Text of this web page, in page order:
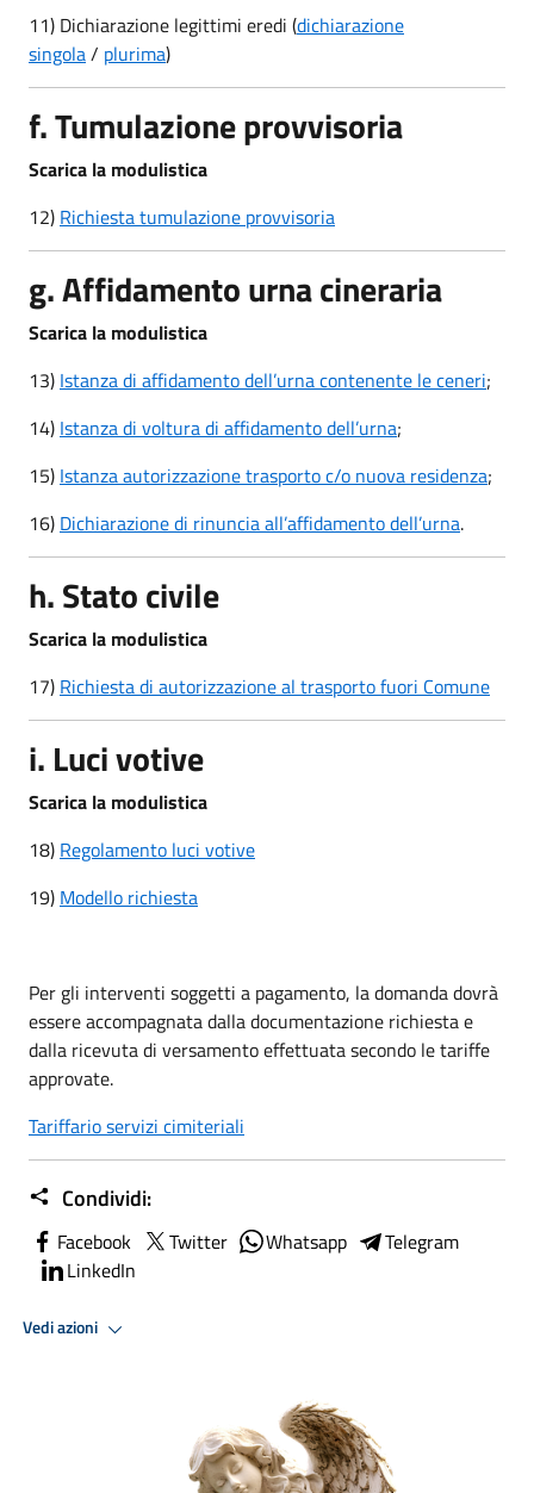
11) Dichiarazione legittimi eredi (dichiarazione
singola/ plurima)
f. Tumulazione provvisoria
Scarica la modulistica
12) Richiesta tumulazione provvisoria
g. Affidamento urna cineraria
Scarica la modulistica
13) Istanza di affidamento dell’urna contenente le ceneri;
14) Istanza di voltura di affidamento dell’urna;
15) Istanza autorizzazione trasporto c/o nuova residenza;
16) Dichiarazione di rinuncia all’affidamento dell’urna.
h. Stato civile
Scarica la modulistica
17) Richiesta di autorizzazione al trasporto fuori Comune
i. Luci votive
Scarica la modulistica
18) Regolamento luci votive
19) Modello richiesta
Per gli interventi soggetti a pagamento, la domanda dovrà
essere accompagnata dalla documentazione richiesta e
dalla ricevuta di versamento effettuata secondo le tariffe
approvate.
Tariffario servizi cimiteriali
Condividi:
Facebook Twitter Whatsapp
Telegram
LinkedIn
Vedi azioni